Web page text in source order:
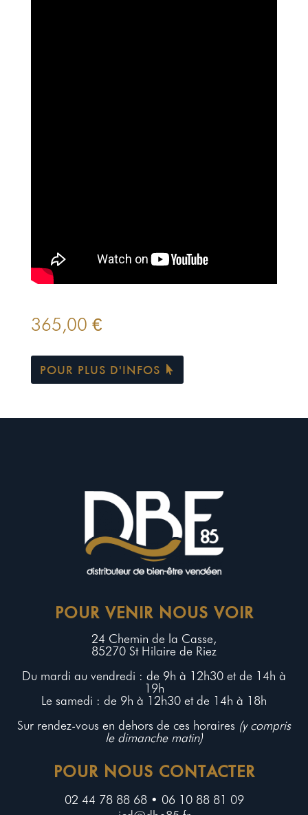
365,00 €
POUR PLUS D'INFOS
POUR VENIR NOUS VOIR
24 Chemin de la Casse,
85270 St Hilaire de Riez
Du mardi au vendredi : de 9h à 12h30 et de 14h à
19h
Le samedi : de 9h à 12h30 et de 14h à 18h
Sur rendez-vous en dehors de ces horaires (y compris
le dimanche matin)
POUR NOUS CONTACTER
02 44 78 88 68 • 06 10 88 81 09